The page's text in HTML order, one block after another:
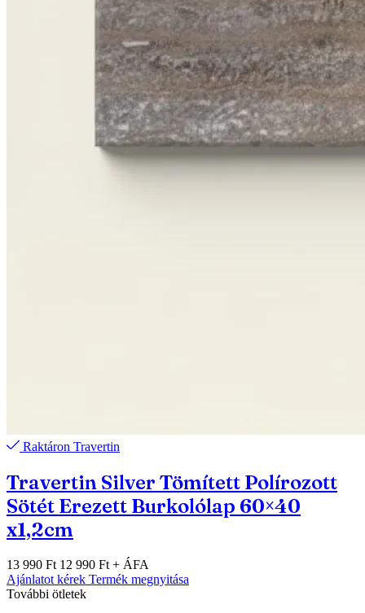
Raktáron Travertin
Travertin Silver Tömített Polírozott
Sötét Erezett Burkolólap 60×40
x1,2cm
13 990 Ft 12 990 Ft + ÁFA
Ajánlatot kérek Termék megnyitása
További ötletek